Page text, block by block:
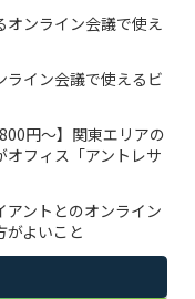
オンライン会議で使え
イン会議で使えるビ
円〜】関東エリアの
フィス「アントレサ
アントとのオンライン
がよいこと